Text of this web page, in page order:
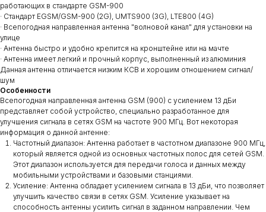
работающих в стандарте GSM-900
· Стандарт EGSM/GSM-900 (2G), UMTS900 (3G), LTE800 (4G)
· Всепогодная направленная антенна "волновой канал" для установки на
улице
· Антенна быстро и удобно крепится на кронштейне или на мачте
· Антенна имеет легкий и прочный корпус, выполненный из алюминия
Данная антенна отличается низким КСВ и хорошим отношением сигнал/
шум
Особенности
Всепогодная направленная антенна GSM (900) с усилением 13 дБи
представляет собой устройство, специально разработанное для
улучшения сигнала в сетях GSM на частоте 900 МГц. Вот некоторая
информация о данной антенне:
Частотный диапазон: Антенна работает в частотном диапазоне 900 МГц,
который является одной из основных частотных полос для сетей GSM.
Этот диапазон используется для передачи голоса и данных между
мобильными устройствами и базовыми станциями.
Усиление: Антенна обладает усилением сигнала в 13 дБи, что позволяет
улучшить качество связи в сетях GSM. Усиление указывает на
способность антенны усилить сигнал в заданном направлении. Чем